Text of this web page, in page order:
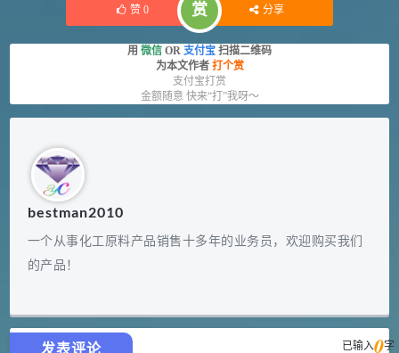
赞 0 赏 分享
用 微信 OR 支付宝 扫描二维码
为本文作者 打个赏
支付宝打赏
金额随意 快来“打”我呀～
bestman2010
一个从事化工原料产品销售十多年的业务员，欢迎购买我们
的产品！
发表评论 已输入0字